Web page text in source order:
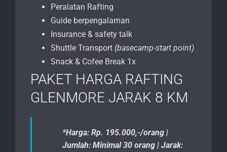
Peralatan Rafting
Guide berpengalaman
Insurance & safety talk
Shuttle Transport (basecamp-start point)
Snack & Cofee Break 1x
PAKET HARGA RAFTING
GLENMORE JARAK 8 KM
*Harga: Rp. 195.000,-/orang |
Jumlah: Minimal 30 orang | Jarak: